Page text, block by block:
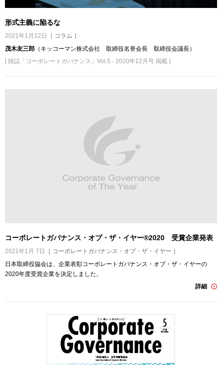
形式主義に陥るな
2021年1月12日
［ コラム ］
茂木友三郎 （キッコーマン株式会社 取締役名誉会長 取締役会議長）
[ 雑誌「コーポレートガバナンス」Vol.5 - 2020年12月号 掲載 ]
コーポレートガバナンス・オブ・ザ・イヤー®2020 受賞企業発表
2021年1月 7日
［ コーポレートガバナンス・オブ・ザ・イヤー ］
日本取締役協会は、企業表彰コーポレートガバナンス・オブ・ザ・イヤーの
2020年度受賞企業を決定しました。
詳細